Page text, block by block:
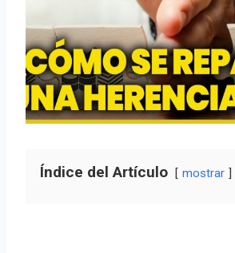
Índice del Artículo mostrar